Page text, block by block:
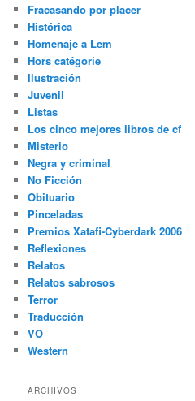
Fracasando por placer
Histórica
Homenaje a Lem
Hors catégorie
Ilustración
Juvenil
Listas
Los cinco mejores libros de cf
Misterio
Negra y criminal
No Ficción
Obituario
Pinceladas
Premios Xatafi-Cyberdark 2006
Reflexiones
Relatos
Relatos sabrosos
Terror
Traducción
VO
Western
ARCHIVOS